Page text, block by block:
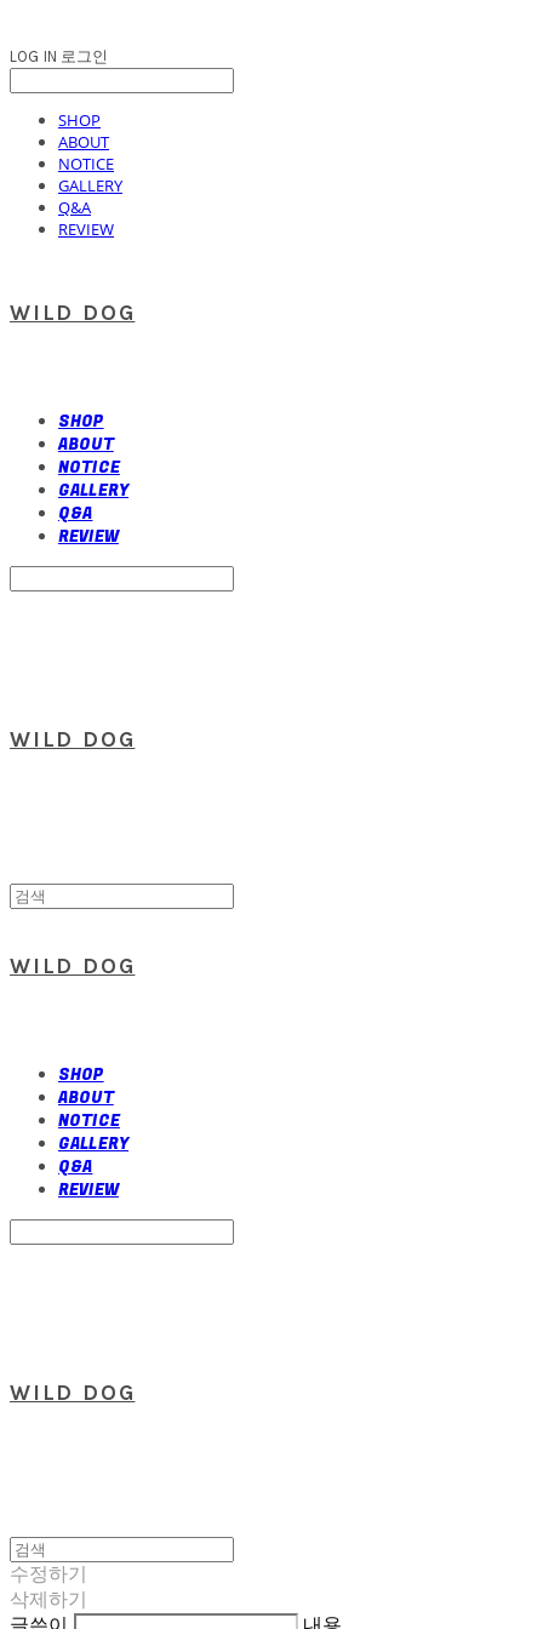
LOG IN 로그인
SHOP
ABOUT
NOTICE
GALLERY
Q&A
REVIEW
WILD DOG
SHOP
ABOUT
NOTICE
GALLERY
Q&A
REVIEW
WILD DOG
WILD DOG
SHOP
ABOUT
NOTICE
GALLERY
Q&A
REVIEW
WILD DOG
수정하기
삭제하기